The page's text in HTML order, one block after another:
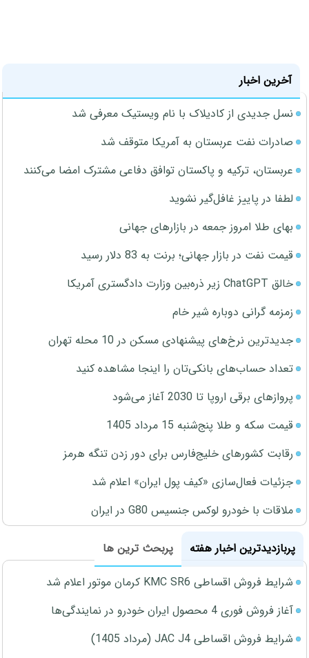
آخرین اخبار
نسل جدیدی از کادیلاک با نام ویستیک معرفی شد
صادرات نفت عربستان به آمریکا متوقف شد
عربستان، ترکیه و پاکستان توافق دفاعی مشترک امضا می‌کنند
لطفا در پاییز غافل‌گیر نشوید
بهای طلا امروز جمعه در بازارهای جهانی
قیمت نفت در بازار جهانی؛ برنت به 83 دلار رسید
خالق ChatGPT زیر ذره‌بین وزارت دادگستری آمریکا
زمزمه گرانی دوباره شیر خام
جدیدترین نرخ‌های پیشنهادی مسکن در 10 محله تهران
تعداد حساب‌های بانکی‌تان را اینجا مشاهده کنید
پروازهای برقی اروپا تا 2030 آغاز می‌شود
قیمت سکه و طلا پنج‌شنبه 15 مرداد 1405
رقابت کشورهای خلیج‌فارس برای دور زدن تنگه هرمز
جزئیات فعال‌سازی «کیف پول ایران» اعلام شد
ملاقات با خودرو لوکس جنسیس G80 در ایران
پربازدیدترین اخبار هفته
پربحث ترین ها
شرایط فروش اقساطی KMC SR6 کرمان موتور اعلام شد
آغاز فروش فوری 4 محصول ایران خودرو در نمایندگی‌ها
شرایط فروش اقساطی JAC J4 (مرداد 1405)